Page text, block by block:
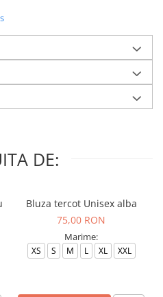
DE:
Bluza tercot Unisex alba
75,00 RON
Marime:
XS S M L XL XXL